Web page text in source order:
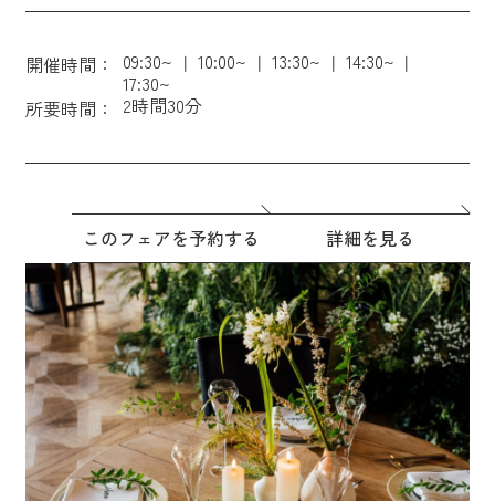
開催時間： 09:30~ 10:00~ 13:30~
14:30~
17:30~
所要時間：
2時間30分
このフェアを予約する 詳細を見る